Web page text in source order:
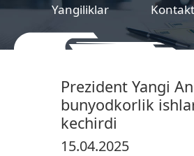
Yangiliklar
sertifikatlashtirish markazi
Prezident Yangi
bunyodkorlik
kechirdi
15.04.2025